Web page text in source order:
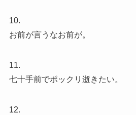
10.
お前が言うなお前が。
11.
七十手前でポックリ逝きたい。
12.